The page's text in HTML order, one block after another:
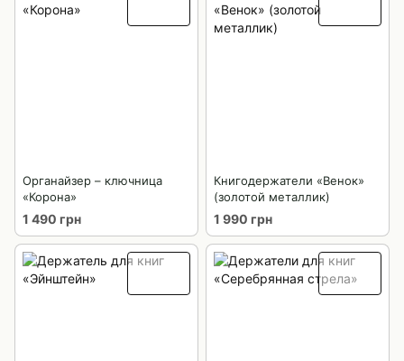
Органайзер – ключница
«Корона»
1 490 грн
Книгодержатели «Венок»
(золотой металлик)
1 990 грн